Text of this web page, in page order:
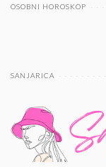
OSOBNI HOROSKOP
SANJARICA